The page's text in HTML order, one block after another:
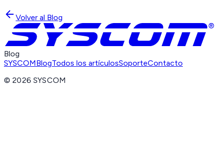
Volver al Blog
Blog
SYSCOMBlogTodos los artículosSoporteContacto
©2026 SYSCOM